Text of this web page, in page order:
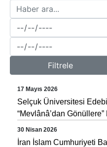
ARAŞTIRMA
TOPLUMA KATKI
ADAY ÖĞRENCILER
İLETIŞIM
Filtrele
17 Mayıs 2026
Selçuk Üniversitesi
“Mevlânâ’dan Gönüllere”
30 Nisan 2026
İran İslam Cumhuriyeti